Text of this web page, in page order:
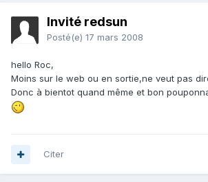
Invité redsun
Posté(e) 17 mars 2008
hello Roc,
Moins sur le web ou en sortie,ne veut pas
Donc à bientot quand même et bon
Citer